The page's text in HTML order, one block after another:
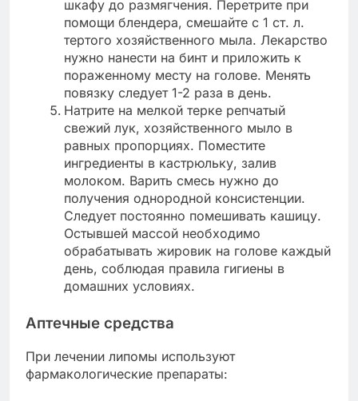
шкафу до размягчения. Перетрите при
помощи блендера, смешайте с 1 ст. л.
тертого хозяйственного мыла. Лекарство
нужно нанести на бинт и приложить к
пораженному месту на голове. Менять
повязку следует 1-2 раза в день.
Натрите на мелкой терке репчатый
свежий лук, хозяйственного мыло в
равных пропорциях. Поместите
ингредиенты в кастрюльку, залив
молоком. Варить смесь нужно до
получения однородной консистенции.
Следует постоянно помешивать кашицу.
Остывшей массой необходимо
обрабатывать жировик на голове каждый
день, соблюдая правила гигиены в
домашних условиях.
Аптечные средства
При лечении липомы используют
фармакологические препараты: